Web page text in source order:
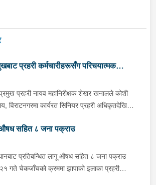
प्रहरी कर्मचारीहरूसँग परिचयात्मक
प्रहरी नायव महानिरीक्षक शेखर खनालले कोशी
विराटनगरमा कार्यरत सिनियर प्रहरी अधिकृतदेखि
छ । साउन २२ गते कोशी प्रदेश प्रहरी कार्यालयको
उहाँले अन्तरक्रियाका क्रममा प्रहरी
समस्या, गुनासा, जिज्ञासा तथा सुझावहरूलाई
गर्नुका साथै संगठनको नीति, कानुनी व्यवस्था र उपलब्ध
औषध सहित ८ जना पक्राउ
प्रतिबन्धित लागू औषध सहित ८ जना पक्राउ
गते चेकजाँचको क्रममा झापाको इलाका प्रहरी